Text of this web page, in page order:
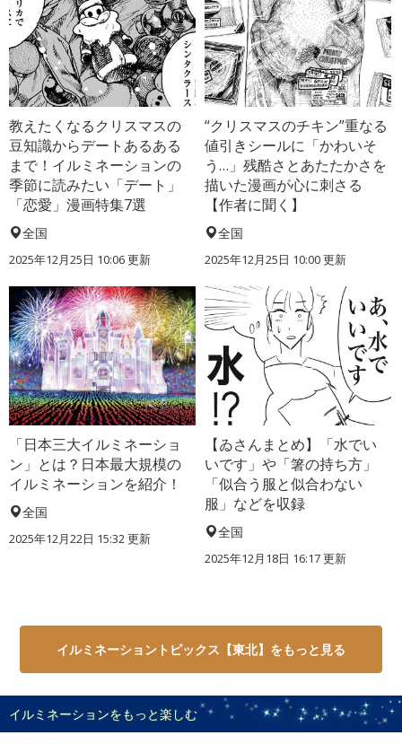
教えたくなるクリスマスの
豆知識からデートあるある
まで！イルミネーションの
季節に読みたい「デート」
「恋愛」漫画特集7選
全国
2025年12月25日 10:06 更新
“クリスマスのチキン”重なる
値引きシールに「かわいそ
う…」残酷さとあたたかさを
描いた漫画が心に刺さる
【作者に聞く】
全国
2025年12月25日 10:00 更新
「日本三大イルミネーショ
ン」とは？日本最大規模の
イルミネーションを紹介！
全国
2025年12月22日 15:32 更新
【ゐさんまとめ】「水でい
いです」や「箸の持ち方」
「似合う服と似合わない
服」などを収録
全国
2025年12月18日 16:17 更新
イルミネーショントピックス【東北】をもっと見る
イルミネーションをもっと楽しむ